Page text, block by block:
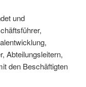
und
Abteilungsleitern,
den Beschäftigten